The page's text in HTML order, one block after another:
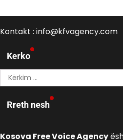
Kontakt : info@kfvagency.com
Kerko
Kërko
për:
Rreth nesh
Kosova Free Voice Agency